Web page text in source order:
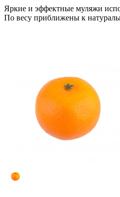
Яркие и эффектные муляжи
По весу приближены к